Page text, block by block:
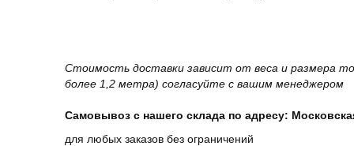
Стоимость доставки зависит от веса и размера
более 1,2 метра) согласуйте с вашим менеджером
Самовывоз с нашего склада по адресу:
для любых заказов без ограничений